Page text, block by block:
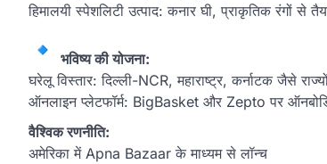
हिमालयी स्पेशलिटी उत्पाद: कनार घी, प्राकृतिक रंगों
भविष्य की योजना:
घरेलू विस्तार: दिल्ली-NCR, महाराष्ट्र, कर्नाटक जैसे
ऑनलाइन प्लेटफॉर्म: BigBasket और Zepto पर
वैश्विक रणनीति:
अमेरिका में Apna Bazaar के माध्यम से लॉन्च